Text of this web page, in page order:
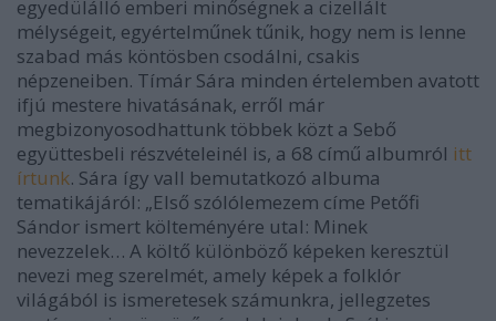
egyedülálló emberi minőségnek a cizellált
mélységeit, egyértelműnek tűnik, hogy nem is lenne
szabad más köntösben csodálni, csakis
népzeneiben. Tímár Sára minden értelemben avatott
ifjú mestere hivatásának, erről már
megbizonyosodhattunk többek közt a Sebő
együttesbeli részvételeinél is, a 68 című albumról itt
írtunk. Sára így vall bemutatkozó albuma
tematikájáról: „Első szólólemezem címe Petőfi
Sándor ismert költeményére utal: Minek
nevezzelek… A költő különböző képeken keresztül
nevezi meg szerelmét, amely képek a folklór
világából is ismeretesek számunkra, jellegzetes